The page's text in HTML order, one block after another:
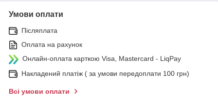
Умови оплати
Післяплата
Оплата на рахунок
Онлайн-оплата карткою Visa, Mastercard - LiqPay
Накладений платіж ( за умови передоплати 100 грн)
Всі умови оплати